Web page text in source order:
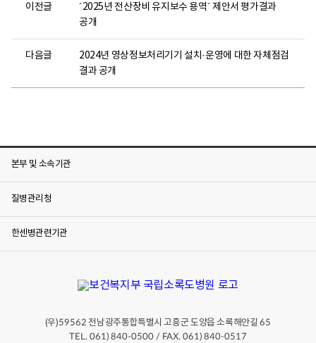
이전글
´2025년 전산장비 유지보수 용역´ 제안서 평가결과
공개
다음글
2024년 영상정보처리기기 설치·운영에 대한 자체점검
결과 공개
본부 및 소속기관
질병관리청
한센병관련기관
(우)59562 전남광주통합특별시 고흥군 도양읍 소록해안길65
TEL. 061) 840-0500 / FAX. 061) 840-0517